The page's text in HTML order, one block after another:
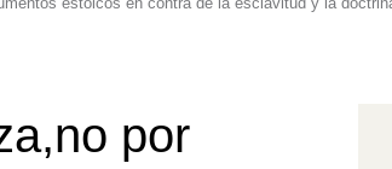
por